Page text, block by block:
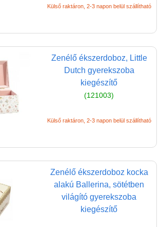
Külső raktáron, 2-3 napon belül szállítható
Zenélő ékszerdoboz, Little
Dutch gyerekszoba
kiegészítő
(121003)
Külső raktáron, 2-3 napon belül szállítható
Zenélő ékszerdoboz kocka
alakú Ballerina, sötétben
világító gyerekszoba
kiegészítő
Licenszes TOP
Logikai játékok
LOGICO
Magyar játékok
Mozgásfejlesztő játékok
Oktató játékok kutyáknak
Pasztell játékok
Papírszínház